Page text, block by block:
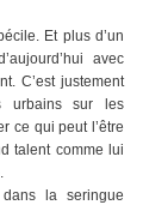
Et plus d’un
avec
C’est justement
urbains sur les
ce qui peut l’être
talent comme lui
la seringue